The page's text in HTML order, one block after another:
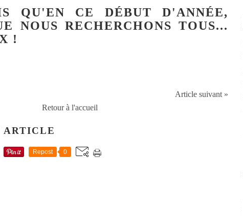
QU'EN CE DÉBUT D'ANNÉE,
NOUS RECHERCHONS TOUS...
!
Article suivant »
Retour à l'accueil
ARTICLE
Repost 0